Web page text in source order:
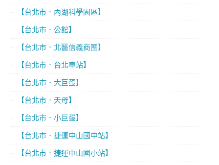
【台北市．內湖科學園區】
【台北市．公館】
【台北市．北醫信義商圈】
【台北市．台北車站】
【台北市．大巨蛋】
【台北市．天母】
【台北市．小巨蛋】
【台北市．捷運中山國中站】
【台北市．捷運中山國小站】